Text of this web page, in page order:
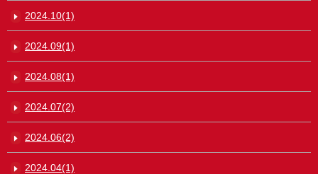
2024.10(1)
2024.09(1)
2024.08(1)
2024.07(2)
2024.06(2)
2024.04(1)